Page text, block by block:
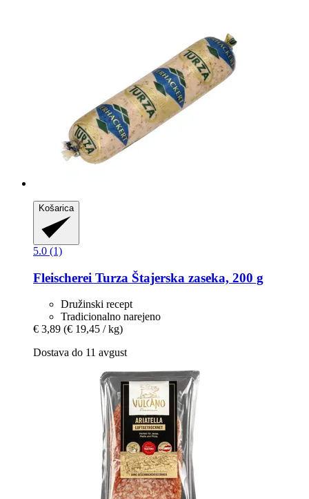
Košarica
5.0 (1)
Fleischerei Turza Štajerska zaseka, 200 g
Družinski recept
Tradicionalno narejeno
€ 3,89 (€ 19,45 / kg)
Dostava do 11 avgust